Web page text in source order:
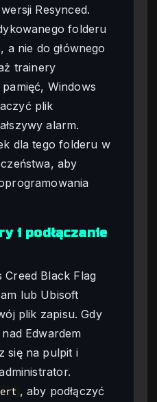
Resynced.
folderu
a nie do głównego
trainery
Windows
plik
alarm.
dla tego folderu w
aby
i podłączanie
Creed Black Flag
lub Ubisoft
plik zapisu. Gdy
Edwardem
się na pulpit i
, aby podłączyć